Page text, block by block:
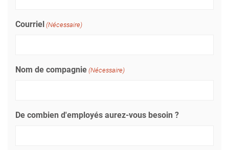
Courriel (Nécessaire)
Nom de compagnie (Nécessaire)
De combien d'employés aurez-vous besoin ?